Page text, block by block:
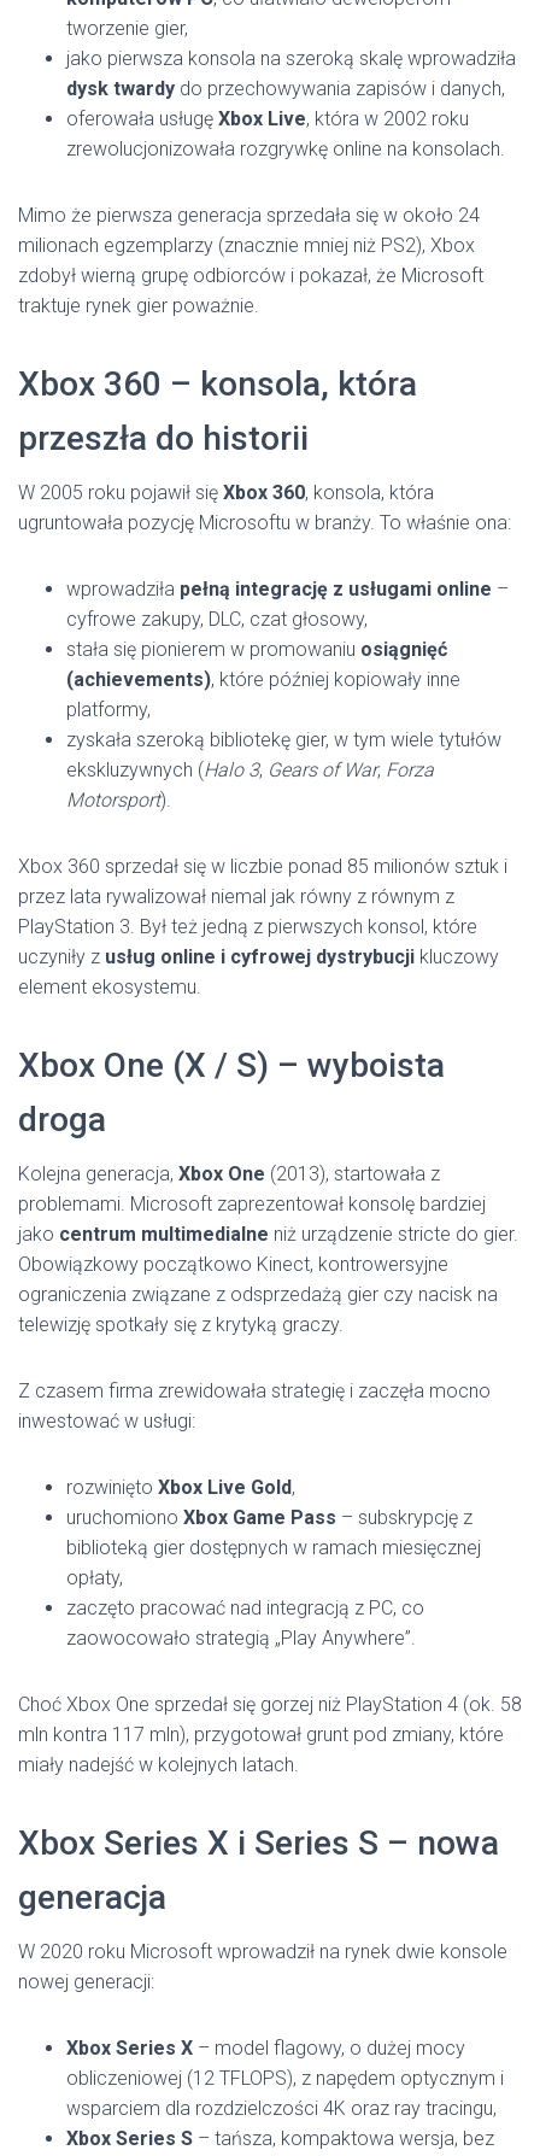
tworzenie gier,
jako pierwsza konsola na szeroką skalę wprowadziła
dysk twardy do przechowywania zapisów i danych,
oferowała usługę Xbox Live, która w 2002 roku
zrewolucjonizowała rozgrywkę online na konsolach.
Mimo że pierwsza generacja sprzedała się w około 24
milionach egzemplarzy (znacznie mniej niż PS2), Xbox
zdobył wierną grupę odbiorców i pokazał, że Microsoft
traktuje rynek gier poważnie.
Xbox 360 – konsola, która
przeszła do historii
W 2005 roku pojawił się Xbox 360, konsola, która
ugruntowała pozycję Microsoftu w branży. To właśnie ona:
wprowadziła pełną integrację z usługami online –
cyfrowe zakupy, DLC, czat głosowy,
stała się pionierem w promowaniu osiągnięć
(achievements), które później kopiowały inne
platformy,
zyskała szeroką bibliotekę gier, w tym wiele tytułów
ekskluzywnych (Halo 3, Gears of War, Forza
Motorsport).
Xbox 360 sprzedał się w liczbie ponad 85 milionów sztuk i
przez lata rywalizował niemal jak równy z równym z
PlayStation 3. Był też jedną z pierwszych konsol, które
uczyniły z usług online i cyfrowej dystrybucji kluczowy
element ekosystemu.
Xbox One (X / S) – wyboista
droga
Kolejna generacja, Xbox One (2013), startowała z
problemami. Microsoft zaprezentował konsolę bardziej
jako centrum multimedialne niż urządzenie stricte do gier.
Obowiązkowy początkowo Kinect, kontrowersyjne
ograniczenia związane z odsprzedażą gier czy nacisk na
telewizję spotkały się z krytyką graczy.
Z czasem firma zrewidowała strategię i zaczęła mocno
inwestować w usługi:
rozwinięto Xbox Live Gold,
uruchomiono Xbox Game Pass – subskrypcję z
biblioteką gier dostępnych w ramach miesięcznej
opłaty,
zaczęto pracować nad integracją z PC, co
zaowocowało strategią „Play Anywhere”.
Choć Xbox One sprzedał się gorzej niż PlayStation 4 (ok. 58
mln kontra 117 mln), przygotował grunt pod zmiany, które
miały nadejść w kolejnych latach.
Xbox Series X i Series S – nowa
generacja
W 2020 roku Microsoft wprowadził na rynek dwie konsole
nowej generacji:
Xbox Series X – model flagowy, o dużej mocy
obliczeniowej (12 TFLOPS), z napędem optycznym i
wsparciem dla rozdzielczości 4K oraz ray tracingu,
Xbox Series S – tańsza, kompaktowa wersja, bez